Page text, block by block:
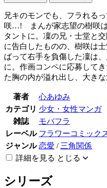
兄キのモンでも、フラれる
咲…! まんが家志望の樹咲
タントに。凜の兄・士堂と
に告白したものの、樹咲は
ばって右手を負傷した凜は
に。作画コンペに応募して
た胸の内が溢れ出し、大き
著者
心あゆみ
カテゴリ 少女・女性マンガ
雑誌
モバフラ
レーベル フラワーコミック
ジャンル 恋愛 / 三角関係
詳細を見る とじる
シリーズ